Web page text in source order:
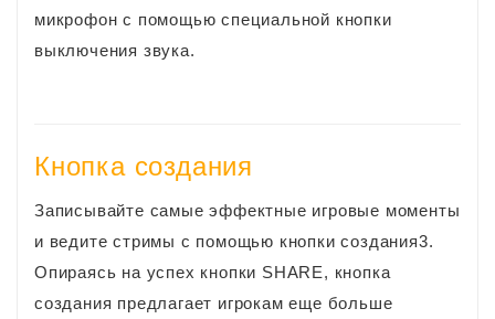
микрофон с помощью специальной кнопки
выключения звука.
Кнопка создания
Записывайте самые эффектные игровые моменты
и ведите стримы с помощью кнопки создания3.
Опираясь на успех кнопки SHARE, кнопка
создания предлагает игрокам еще больше